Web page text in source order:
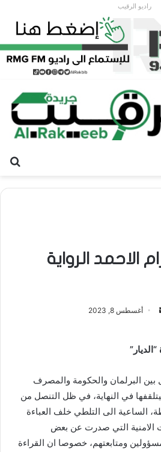
راديو الرقيب
الاحمد الرواية
ر
ي
د
ا
إ
أغسطس 8, 2023
بين البرلمان والحكومة والمصرف
في النهاية، في ظل التنصل من
الساعية الى التلطي خلف العباءة
الامنية التي صدرت عن بعض
ومتابعتهم، خصوصا ان القراءة